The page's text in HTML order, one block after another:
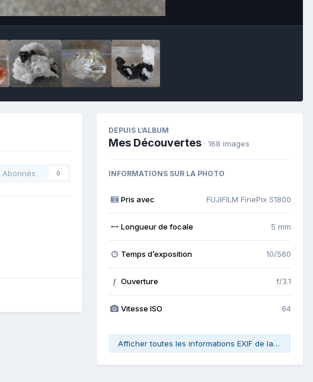
Abonnés 0
DEPUIS L’ALBUM
Mes Découvertes · 168 images
INFORMATIONS SUR LA PHOTO
Pris avec FUJIFILM FinePix S1800
Longueur de focale 5 mm
Temps d’exposition 10/560
f Ouverture f/3.1
Vitesse ISO 64
Afficher toutes les informations EXIF de la photo